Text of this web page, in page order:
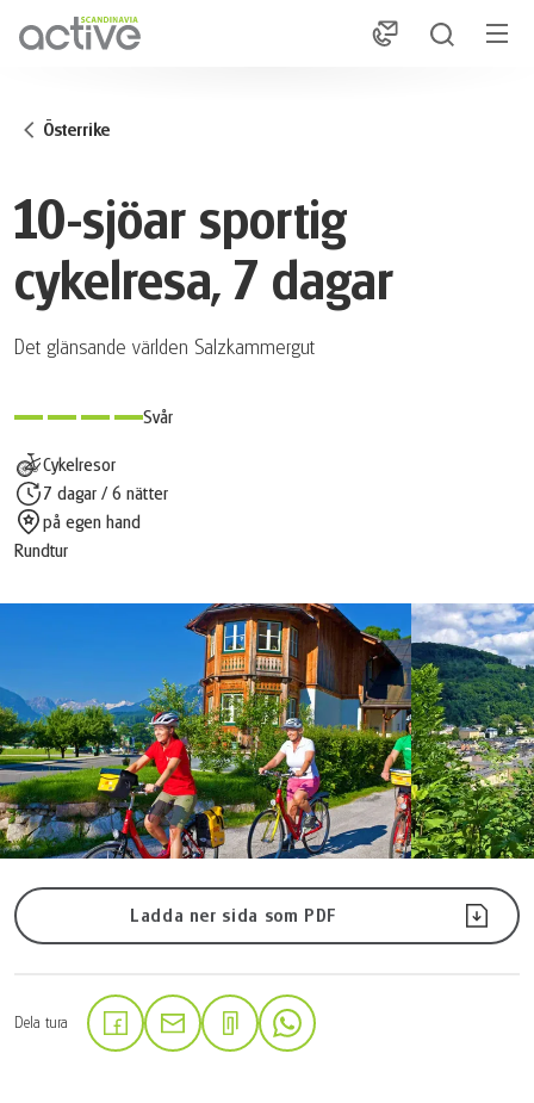
1
Österrike
10-sjöar sportig
cykelresa, 7 dagar
Det glänsande världen Salzkammergut
Cykelresor
7 dagar / 6 nätter
på egen hand
Rundtur
Svår
Ladda ner sida som PDF
Dela tura (Länken öppnas i en ny flik)
(Länken öppnas i en ny flik)(Länken öppnas i en ny flik)